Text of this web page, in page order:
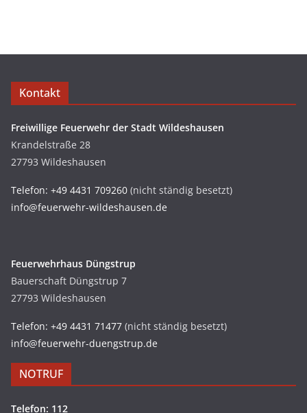
Kontakt
Freiwillige Feuerwehr der Stadt Wildeshausen
Krandelstraße 28
27793 Wildeshausen
Telefon: +49 4431 709260 (nicht ständig besetzt)
info@feuerwehr-wildeshausen.de
Feuerwehrhaus Düngstrup
Bauerschaft Düngstrup 7
27793 Wildeshausen
Telefon: +49 4431 71477 (nicht ständig besetzt)
info@feuerwehr-duengstrup.de
NOTRUF
Telefon: 112